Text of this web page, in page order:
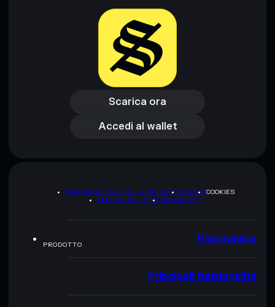
Scarica ora
Scarica ora
Accedi al wallet
Accedi al wallet
INFORMATIVA SULLA PRIVACYTERMSCOOKIES
MAPPA DEL SITOBRAND KIT
PRODOTTO Panoramica
Principali funzionalità